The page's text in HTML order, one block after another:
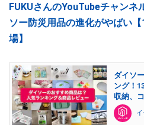
FUKUさんのYouTubeチャンネ
ソー防災用品の進化がやばい
場】
ダイソ
ング！
収納、